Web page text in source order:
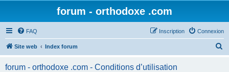
forum - orthodoxe .com
FAQ Connexion
Inscription
Site web Index forum
forum - orthodoxe .com - Conditions d’utilisation